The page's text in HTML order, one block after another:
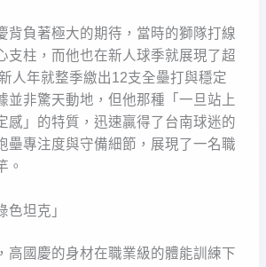
背負著極大的期待，當時的獅隊打線
支柱，而他也在新人球季就展現了超
人年就整季繳出12支全壘打與穩定
並非驚天動地，但他那種「一旦站上
感」的特質，迅速贏得了台南球迷的
壘專注度與守備細節，展現了一名職
。
色坦克」
高國慶的身材在職業級的體能訓練下